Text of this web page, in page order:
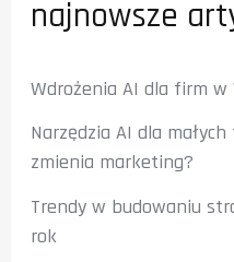
najnowsze
Wdrożenia AI dla firm w
Narzędzia AI dla
zmienia marketing?
Trendy w budowaniu
rok